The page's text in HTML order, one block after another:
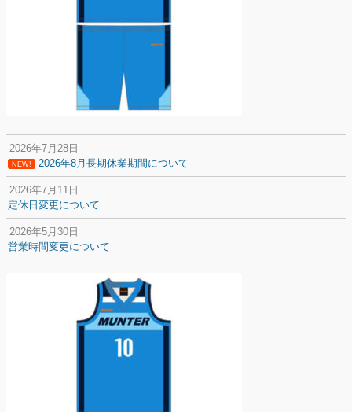
2026年7月28日
NEW! 2026年8月長期休業期間について
2026年7月11日
定休日変更について
2026年5月30日
営業時間変更について
年末年始の休業期間について